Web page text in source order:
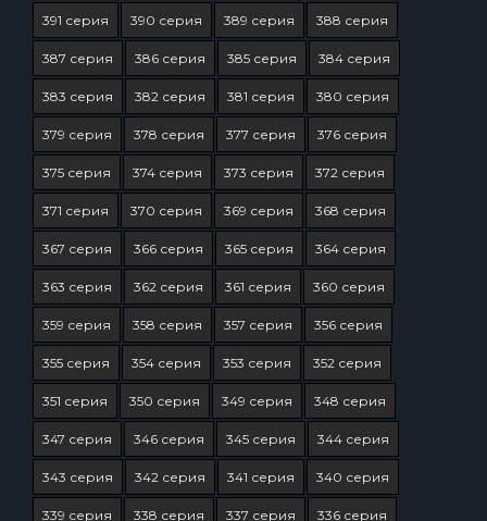
391 серия 390 серия 389 серия 388 серия
387 серия 386 серия 385 серия 384 серия
383 серия 382 серия 381 серия 380 серия
379 серия 378 серия 377 серия 376 серия
375 серия 374 серия 373 серия 372 серия
371 серия 370 серия 369 серия 368 серия
367 серия 366 серия 365 серия 364 серия
363 серия 362 серия 361 серия 360 серия
359 серия 358 серия 357 серия 356 серия
355 серия 354 серия 353 серия 352 серия
351 серия 350 серия 349 серия 348 серия
347 серия 346 серия 345 серия 344 серия
343 серия 342 серия 341 серия 340 серия
339 серия 338 серия 337 серия 336 серия